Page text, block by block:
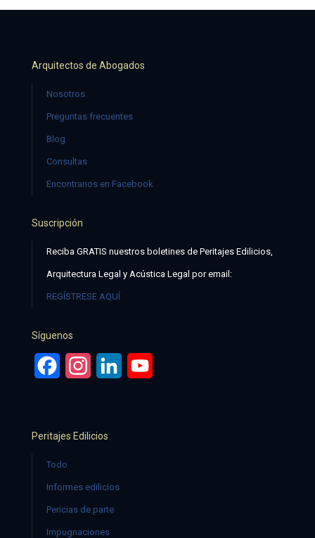
Arquitectos de Abogados
Nosotros
Preguntas frecuentes
Blog
Consultas
Encontranos en Facebook
Suscripción
Reciba GRATIS nuestros boletines de Peritajes Edilicios,
Arquitectura Legal y Acústica Legal por email:
REGÍSTRESE AQUÍ
Síguenos
FacebookInstagramLinkedIn
Peritajes Edilicios
Todo
Informes edilicios
Pericias de parte
Impugnaciones